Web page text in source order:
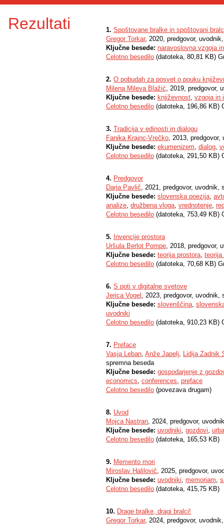
Rezultati 1. Spoštovane bralke in spoštovani
Gregor Torkar, 2020, predgovor,
Ključne besede: naravoslovna vzgoja
Celotno besedilo (datoteka, 80,81 KB)
2. O pobudah za posvet o pouku
Milena Mileva Blažić, 2019, predgovor,
Ključne besede: književnost, vzgoja in
Celotno besedilo (datoteka, 196,86 KB)
3. Tradicija v edinosti in dialogu
Fanika Krajnc-Vrečko, 2013, predgovor,
Ključne besede: ekumenizem, dialog,
Celotno besedilo (datoteka, 291,50 KB)
4. Predgovor
Darja Pavlič, 2021, predgovor, uvodnik,
Ključne besede: slovenska poezija,
analize, družbena vloga, vrednotenje,
Celotno besedilo (datoteka, 753,49 KB)
5. Invencije prostora
Uršula Berlot Pompe, 2018, predgovor,
Ključne besede: teorija prostora, teorija
Celotno besedilo (datoteka, 70,68 KB)
6. S poti v digitalne svetove
Jerica Vogel , 2023, predgovor, uvodnik,
Ključne besede: slovenščina,
uvodniki
Celotno besedilo (datoteka, 910,23 KB)
7. Preface
Vasja Leban, Anže Japelj, Lidija Zadnik
spremna beseda
Ključne besede: gospodarjenje z
economics, conferences, preface
Celotno besedilo (povezava drugam)
8. Uvod
Mojca Nastran, 2024, predgovor,
Ključne besede: uvodniki, gozdovi,
Celotno besedilo (datoteka, 165,53 KB)
9. Memento mori
Miroslav Halilovič, 2025, predgovor,
Ključne besede: uvodniki, memoriam,
Celotno besedilo (datoteka, 415,75 KB)
10. Drage bralke, dragi bralci!
Gregor Torkar, 2024, predgovor,